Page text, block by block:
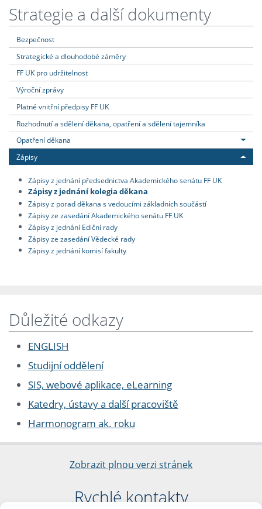
Strategie a další dokumenty
Bezpečnost
Strategické a dlouhodobé záměry
FF UK pro udržitelnost
Výroční zprávy
Platné vnitřní předpisy FF UK
Rozhodnutí a sdělení děkana, opatření a sdělení tajemníka
Opatření děkana
Zápisy
Zápisy z jednání předsednictva Akademického senátu FF UK
Zápisy z jednání kolegia děkana
Zápisy z porad děkana s vedoucími základních součástí
Zápisy ze zasedání Akademického senátu FF UK
Zápisy z jednání Ediční rady
Zápisy ze zasedání Vědecké rady
Zápisy z jednání komisí fakulty
Důležité odkazy
ENGLISH
Studijní oddělení
SIS, webové aplikace, eLearning
Katedry, ústavy a další pracoviště
Harmonogram ak. roku
Zobrazit plnou verzi stránek
Rychlé kontakty